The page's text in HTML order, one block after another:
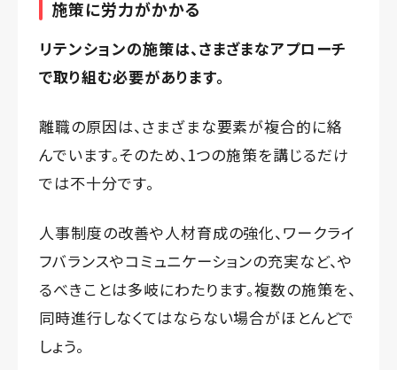
施策に労力がかかる
リテンションの施策は、さまざまなアプローチ
で取り組む必要があります。
離職の原因は、さまざまな要素が複合的に絡
んでいます。そのため、1つの施策を講じるだけ
では不十分です。
人事制度の改善や人材育成の強化、ワークライ
フバランスやコミュニケーションの充実など、や
るべきことは多岐にわたります。複数の施策を、
同時進行しなくてはならない場合がほとんどで
しょう。